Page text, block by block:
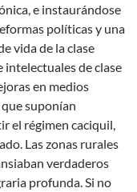
e instaurándose
políticas y una
vida de la clase
intelectuales de clase
en medios
suponían
el régimen caciquil,
Las zonas rurales
verdaderos
profunda. Si no